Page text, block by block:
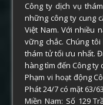
Công ty dịch vụ
những công ty cung
Việt Nam. Với nhiều
vững chắc. Chúng
thám tử tối ưu nhất.
hàng tìm đến Công ty
Phạm vi hoạt động
Phát 24/7 có mặt 63/
Miền Nam: Số 129